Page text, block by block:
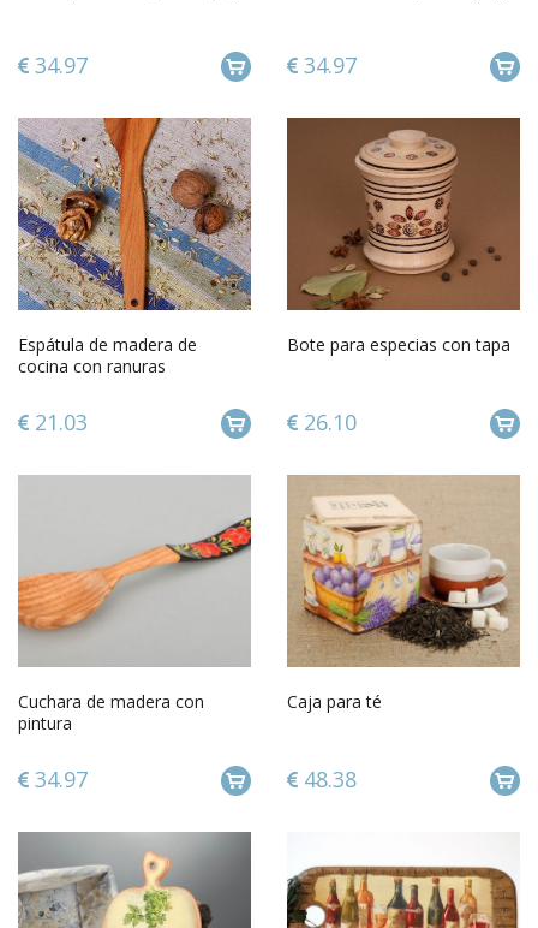
34.97 34.97
Espátula de madera de
cocina con ranuras
21.03
Bote para especias con tapa
26.10
Cuchara de madera con
pintura
34.97
Caja para té
48.38